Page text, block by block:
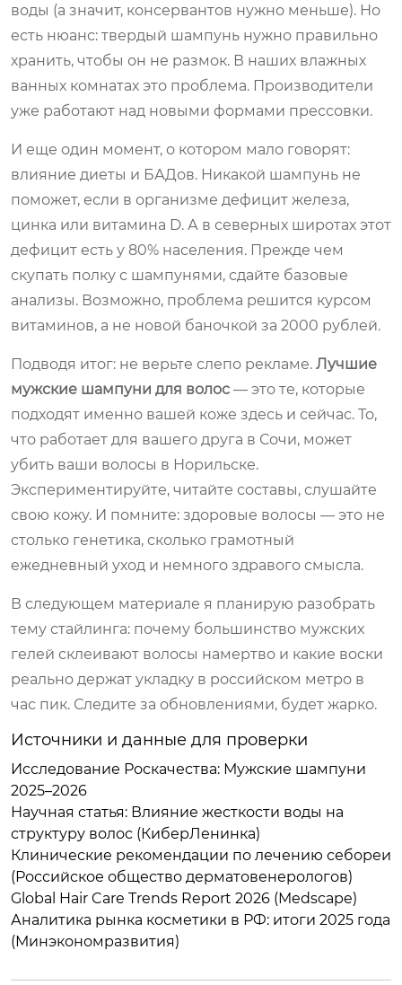
воды (а значит, консервантов нужно меньше). Но
есть нюанс: твердый шампунь нужно правильно
хранить, чтобы он не размок. В наших влажных
ванных комнатах это проблема. Производители
уже работают над новыми формами прессовки.
И еще один момент, о котором мало говорят:
влияние диеты и БАДов. Никакой шампунь не
поможет, если в организме дефицит железа,
цинка или витамина D. А в северных широтах этот
дефицит есть у 80% населения. Прежде чем
скупать полку с шампунями, сдайте базовые
анализы. Возможно, проблема решится курсом
витаминов, а не новой баночкой за 2000 рублей.
Подводя итог: не верьте слепо рекламе. Лучшие
мужские шампуни для волос — это те, которые
подходят именно вашей коже здесь и сейчас. То,
что работает для вашего друга в Сочи, может
убить ваши волосы в Норильске.
Экспериментируйте, читайте составы, слушайте
свою кожу. И помните: здоровые волосы — это не
столько генетика, сколько грамотный
ежедневный уход и немного здравого смысла.
В следующем материале я планирую разобрать
тему стайлинга: почему большинство мужских
гелей склеивают волосы намертво и какие воски
реально держат укладку в российском метро в
час пик. Следите за обновлениями, будет жарко.
Источники и данные для проверки
Исследование Роскачества: Мужские шампуни
2025–2026
Научная статья: Влияние жесткости воды на
структуру волос (КиберЛенинка)
Клинические рекомендации по лечению себореи
(Российское общество дерматовенерологов)
Global Hair Care Trends Report 2026 (Medscape)
Аналитика рынка косметики в РФ: итоги 2025 года
(Минэкономразвития)